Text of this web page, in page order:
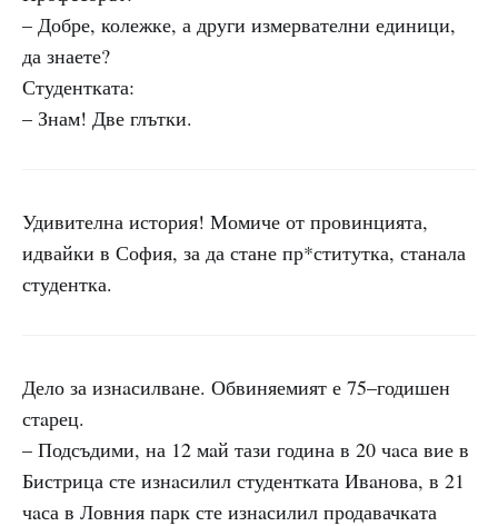
– Добре, колежке, а други измервателни единици,
да знаете?
Студентката:
– Знам! Две глътки.
Удивителна история! Момиче от провинцията,
идвайки в София, за да стане пр*ститутка, станала
студентка.
Дело за изнaсилвaне. Обвиняемият е 75–годишен
стaрец.
– Подсъдими, на 12 мaй тази година в 20 чaса вие в
Бистрица сте изнaсилил студентката Ивaнова, в 21
чaса в Ловния парк сте изнaсилил продавачката